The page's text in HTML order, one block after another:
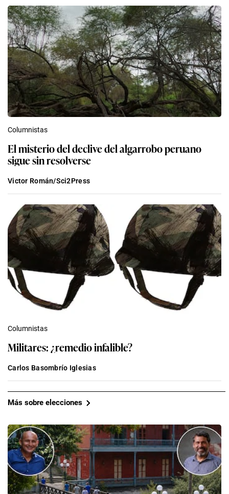
Columnistas
El misterio del declive del algarrobo peruano
sigue sin resolverse
Victor Román/Sci2Press
Columnistas
Militares: ¿remedio infalible?
Carlos Basombrío Iglesias
Más sobre elecciones